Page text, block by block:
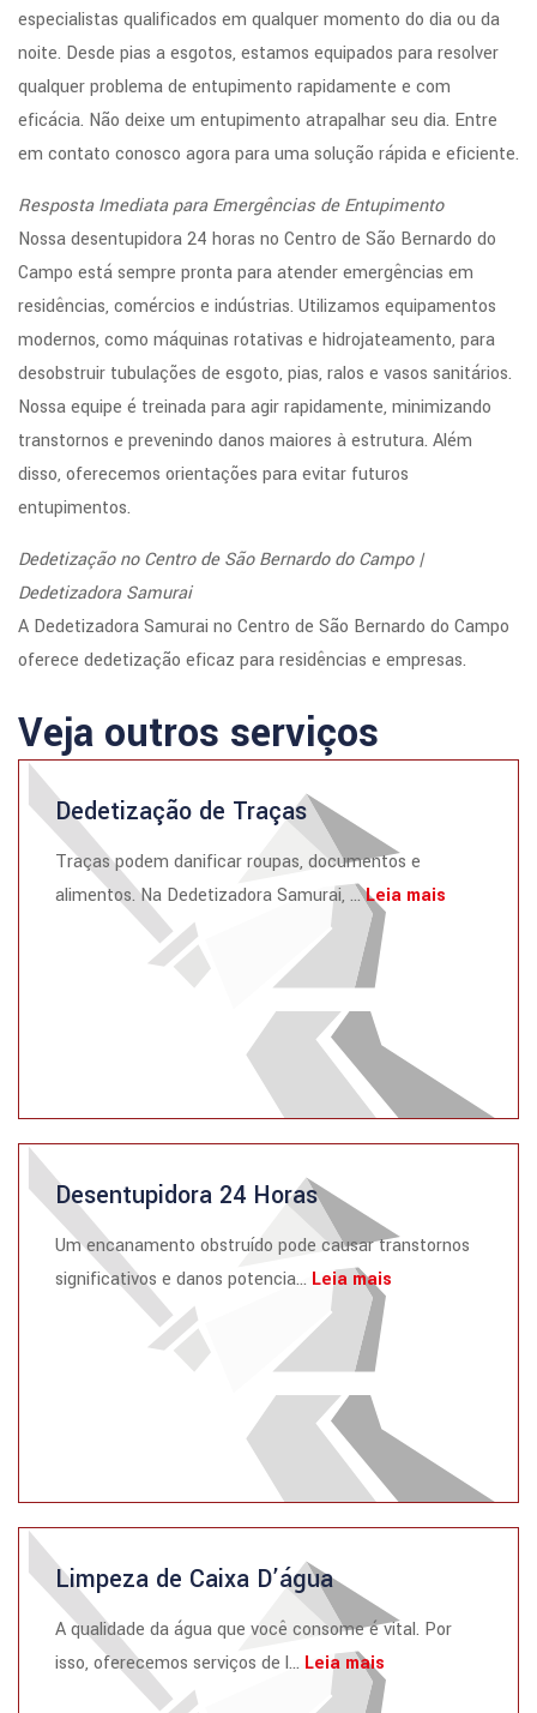
especialistas qualificados em qualquer momento do dia ou da
noite. Desde pias a esgotos, estamos equipados para resolver
qualquer problema de entupimento rapidamente e com
eficácia. Não deixe um entupimento atrapalhar seu dia. Entre
em contato conosco agora para uma solução rápida e eficiente.
Resposta Imediata para Emergências de Entupimento
Nossa desentupidora 24 horas no Centro de São Bernardo do
Campo está sempre pronta para atender emergências em
residências, comércios e indústrias. Utilizamos equipamentos
modernos, como máquinas rotativas e hidrojateamento, para
desobstruir tubulações de esgoto, pias, ralos e vasos sanitários.
Nossa equipe é treinada para agir rapidamente, minimizando
transtornos e prevenindo danos maiores à estrutura. Além
disso, oferecemos orientações para evitar futuros
entupimentos.
Dedetização no Centro de São Bernardo do Campo |
Dedetizadora Samurai
A Dedetizadora Samurai no Centro de São Bernardo do Campo
oferece dedetização eficaz para residências e empresas.
Veja outros serviços
Dedetização de Traças
Traças podem danificar roupas, documentos e
alimentos. Na Dedetizadora Samurai, ...Leia mais
Desentupidora 24 Horas
Um encanamento obstruído pode causar transtornos
significativos e danos potencia... Leia mais
Limpeza de Caixa D’água
A qualidade da água que você consome é vital. Por
isso, oferecemos serviços de l... Leia mais